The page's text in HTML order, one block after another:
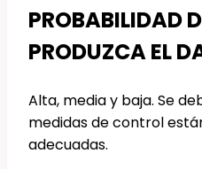
PROBABILIDAD
PRODUZCA EL
Alta, media y baja. Se
medidas de control
adecuadas.